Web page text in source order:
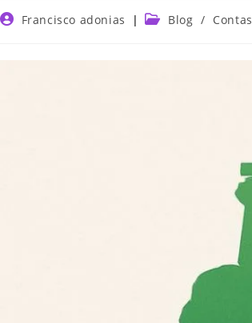
Francisco adonias Blog / Contas